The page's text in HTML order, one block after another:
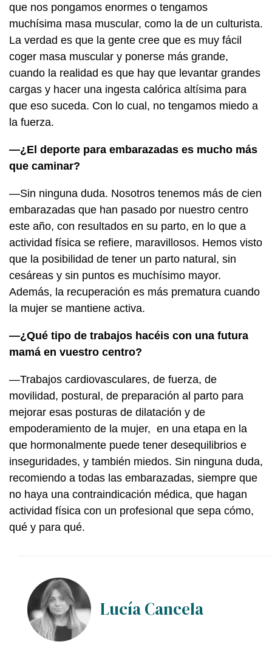
que nos pongamos enormes o tengamos
muchísima masa muscular, como la de un culturista.
La verdad es que la gente cree que es muy fácil
coger masa muscular y ponerse más grande,
cuando la realidad es que hay que levantar grandes
cargas y hacer una ingesta calórica altísima para
que eso suceda. Con lo cual, no tengamos miedo a
la fuerza.
—¿El deporte para embarazadas es mucho más
que caminar?
—Sin ninguna duda. Nosotros tenemos más de cien
embarazadas que han pasado por nuestro centro
este año, con resultados en su parto, en lo que a
actividad física se refiere, maravillosos. Hemos visto
que la posibilidad de tener un parto natural, sin
cesáreas y sin puntos es muchísimo mayor.
Además, la recuperación es más prematura cuando
la mujer se mantiene activa.
—¿Qué tipo de trabajos hacéis con una futura
mamá en vuestro centro?
—Trabajos cardiovasculares, de fuerza, de
movilidad, postural, de preparación al parto para
mejorar esas posturas de dilatación y de
empoderamiento de la mujer, en una etapa en la
que hormonalmente puede tener desequilibrios e
inseguridades, y también miedos. Sin ninguna duda,
recomiendo a todas las embarazadas, siempre que
no haya una contraindicación médica, que hagan
actividad física con un profesional que sepa cómo,
qué y para qué.
Lucía Cancela